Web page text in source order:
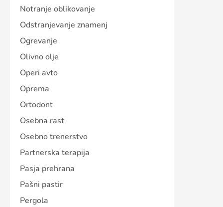
Notranje oblikovanje
Odstranjevanje znamenj
Ogrevanje
Olivno olje
Operi avto
Oprema
Ortodont
Osebna rast
Osebno trenerstvo
Partnerska terapija
Pasja prehrana
Pašni pastir
Pergola